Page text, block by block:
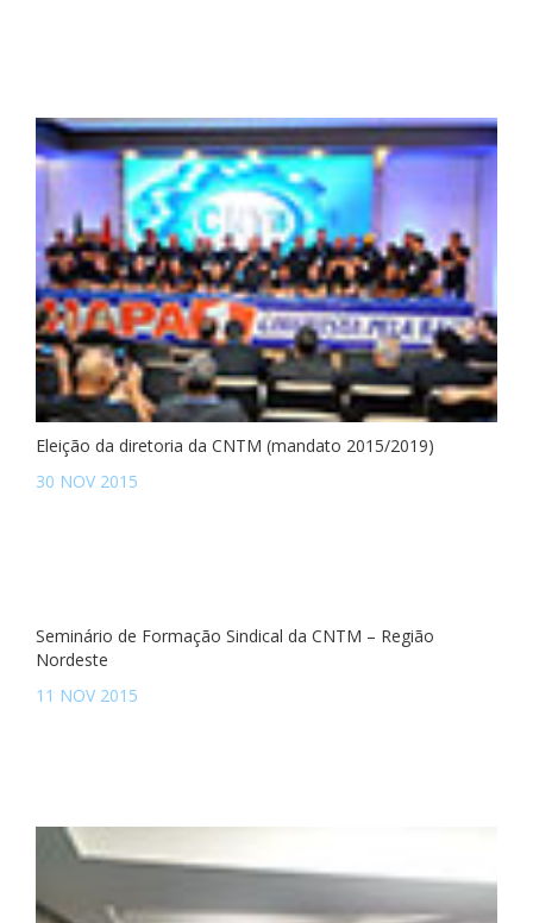
Eleição da diretoria da CNTM (mandato 2015/2019)
30 NOV 2015
Seminário de Formação Sindical da CNTM – Região
Nordeste
11 NOV 2015